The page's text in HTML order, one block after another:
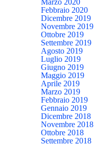
Febbraio 2020
Dicembre 2019
Novembre 2019
Ottobre 2019
Settembre 2019
Agosto 2019
Luglio 2019
Giugno 2019
Maggio 2019
Aprile 2019
Marzo 2019
Febbraio 2019
Gennaio 2019
Dicembre 2018
Novembre 2018
Ottobre 2018
Settembre 2018